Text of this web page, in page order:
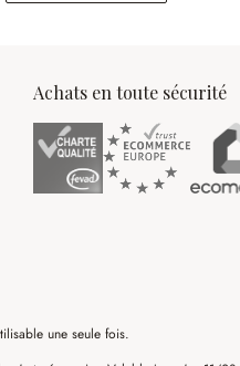
Achats en toute sécurité
une seule fois.